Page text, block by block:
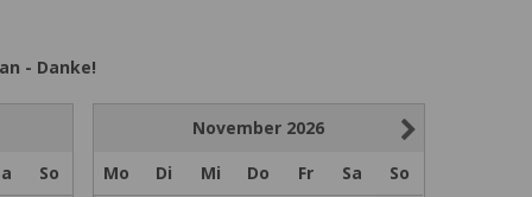
- Danke!
So
November 2026
Mo
Di Mi Do Fr Sa
So